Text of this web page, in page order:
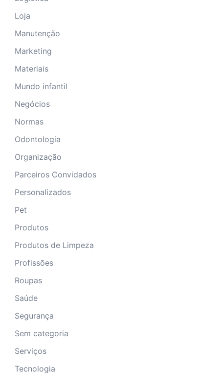
Loja
Manutenção
Marketing
Materiais
Mundo infantil
Negócios
Normas
Odontologia
Organização
Parceiros Convidados
Personalizados
Pet
Produtos
Produtos de Limpeza
Profissões
Roupas
Saúde
Segurança
Sem categoria
Serviços
Tecnologia